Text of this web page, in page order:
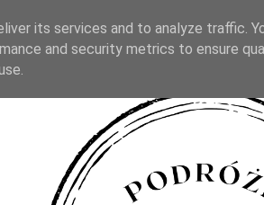
its services and to analyze traffic.
and security metrics to ensure